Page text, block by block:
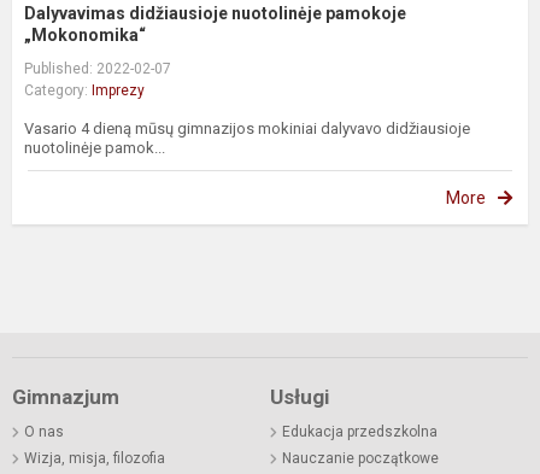
Dalyvavimas didžiausioje nuotolinėje pamokoje
„Mokonomika“
Published: 2022-02-07
Category: Imprezy
Vasario 4 dieną mūsų gimnazijos mokiniai dalyvavo didžiausioje
nuotolinėje pamok...
More
Gimnazjum
O nas
Wizja, misja, filozofia
Usługi
Edukacja przedszkolna
Nauczanie początkowe